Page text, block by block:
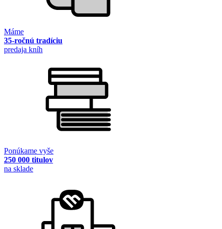
Máme
35-ročnú tradíciu
predaja kníh
Ponúkame vyše
250 000 titulov
na sklade